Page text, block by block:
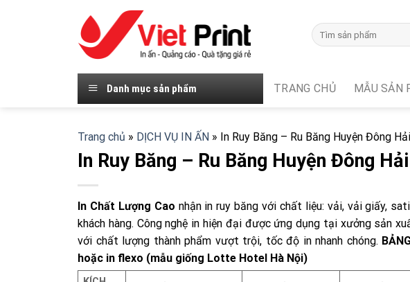
Danh mục sản phẩm TRANG CHỦ MẪU SẢN
Trang chủ » DỊCH VỤ IN ẤN » In Ruy Băng – Ru Băng Huyện Đông Hải
In Ruy Băng – Ru Băng Huyện Đông Hải
In Chất Lượng Cao nhận in ruy băng với chất liệu: vải, vải giấy,
khách hàng. Công nghệ in hiện đại được ứng dụng tại xưởng sản
với chất lượng thành phẩm vượt trội, tốc độ in nhanh chóng.
hoặc in flexo (mẫu giống Lotte Hotel Hà Nội)